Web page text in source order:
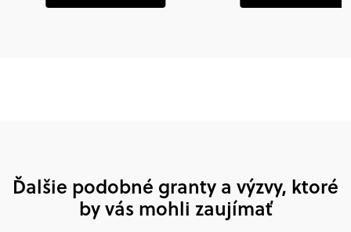
Ďalšie podobné granty a výzvy, ktoré
by vás mohli zaujímať